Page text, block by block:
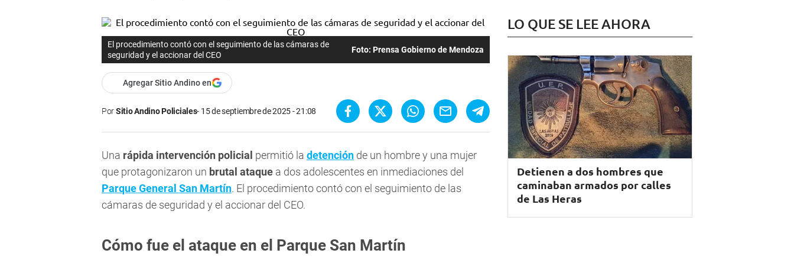
El procedimiento contó con el seguimiento de las cámaras de
seguridad y el accionar del CEO
Foto: Prensa Gobierno de Mendoza
Agregar Sitio Andino en
PorSitio Andino Policiales 15 de septiembre de 2025 - 21:08
Una rápida intervención policial permitió la detención de un hombre y una mujer
que protagonizaron un brutal ataque a dos adolescentes en inmediaciones del
Parque General San Martín. El procedimiento contó con el seguimiento de las
cámaras de seguridad y el accionar del CEO.
Cómo fue el ataque en el Parque San Martín
LO QUE SE LEE AHORA
Detienen a dos hombres que
caminaban armados por calles
de Las Heras